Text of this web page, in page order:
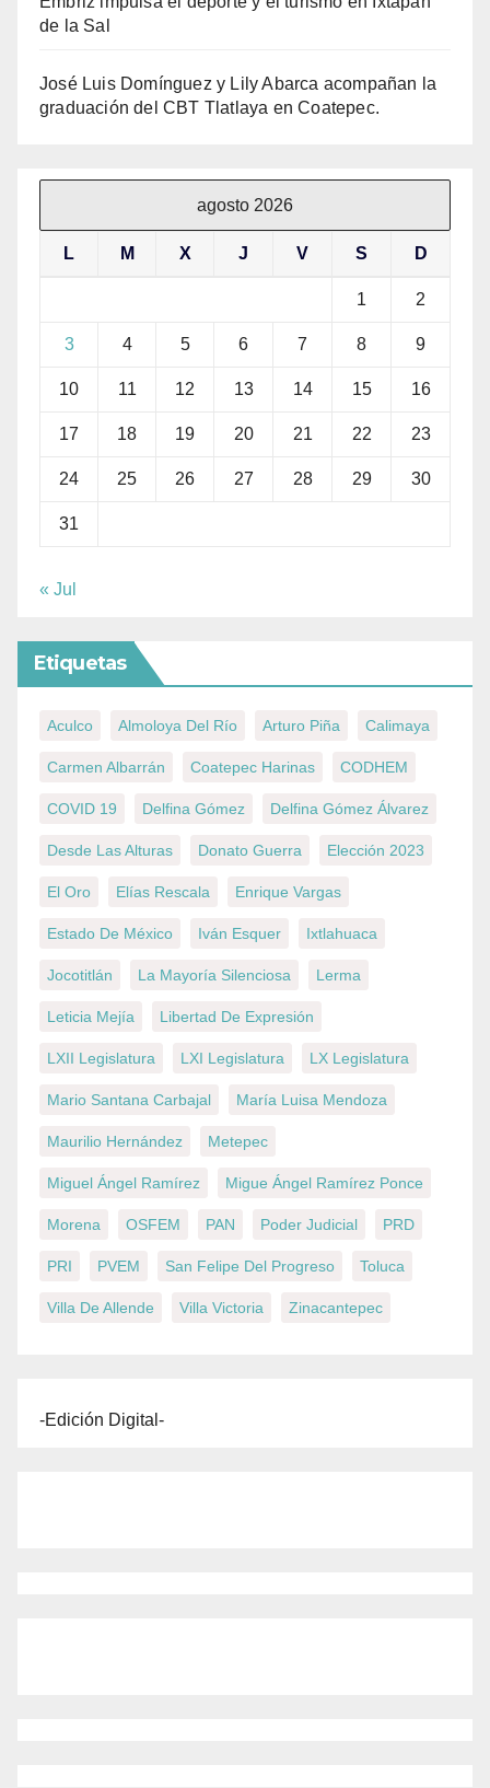
de la Sal
José Luis Domínguez y Lily Abarca acompañan la
graduación del CBT Tlatlaya en Coatepec.
agosto 2026
L M X J V S D
1 2
3 4 5 6 7 8 9
10 11 12 13 14 15 16
17 18 19 20 21 22 23
24 25 26 27 28 29 30
31
« Jul
Etiquetas
Aculco Almoloya Del Río Arturo Piña Calimaya
Carmen Albarrán Coatepec Harinas CODHEM
COVID 19 Delfina Gómez Delfina Gómez Álvarez
Desde Las Alturas Donato Guerra Elección 2023
El Oro Elías Rescala Enrique Vargas
Estado De México Iván Esquer Ixtlahuaca
Jocotitlán La Mayoría Silenciosa Lerma
Leticia Mejía Libertad De Expresión
LXII Legislatura LXI Legislatura LX Legislatura
Mario Santana Carbajal María Luisa Mendoza
Maurilio Hernández Metepec
Miguel Ángel Ramírez Migue Ángel Ramírez Ponce
Morena OSFEM PAN Poder Judicial PRD
PRI PVEM San Felipe Del Progreso Toluca
Villa De Allende Villa Victoria Zinacantepec
-Edición Digital-